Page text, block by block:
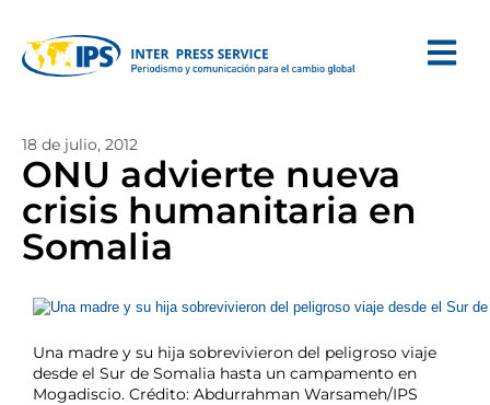
18 de julio, 2012
ONU advierte nueva
crisis humanitaria en
Somalia
Una madre y su hija sobrevivieron del peligroso viaje
desde el Sur de Somalia hasta un campamento en
Mogadiscio. Crédito: Abdurrahman Warsameh/IPS